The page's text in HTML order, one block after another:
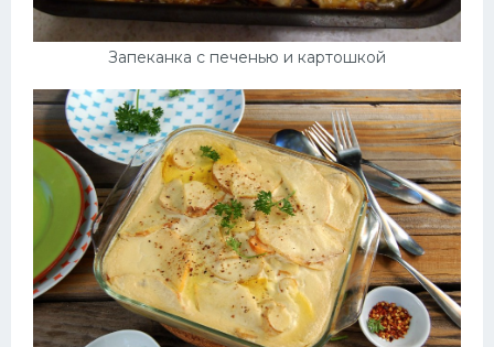
Запеканка с печенью и картошкой